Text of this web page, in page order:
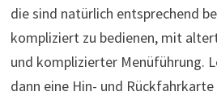
die sind natürlich entsprechend
kompliziert zu bedienen, mit
und komplizierter Menüführung.
dann eine Hin- und